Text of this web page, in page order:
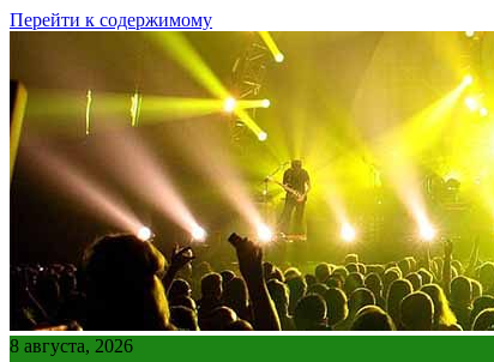
Перейти к содержимому
8 августа, 2026